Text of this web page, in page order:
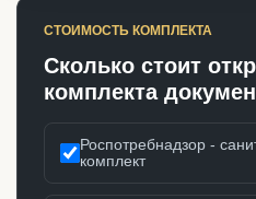
СТОИМОСТЬ КОМПЛЕКТА
Сколько стоит
комплекта
Роспотребнадзор -
комплект